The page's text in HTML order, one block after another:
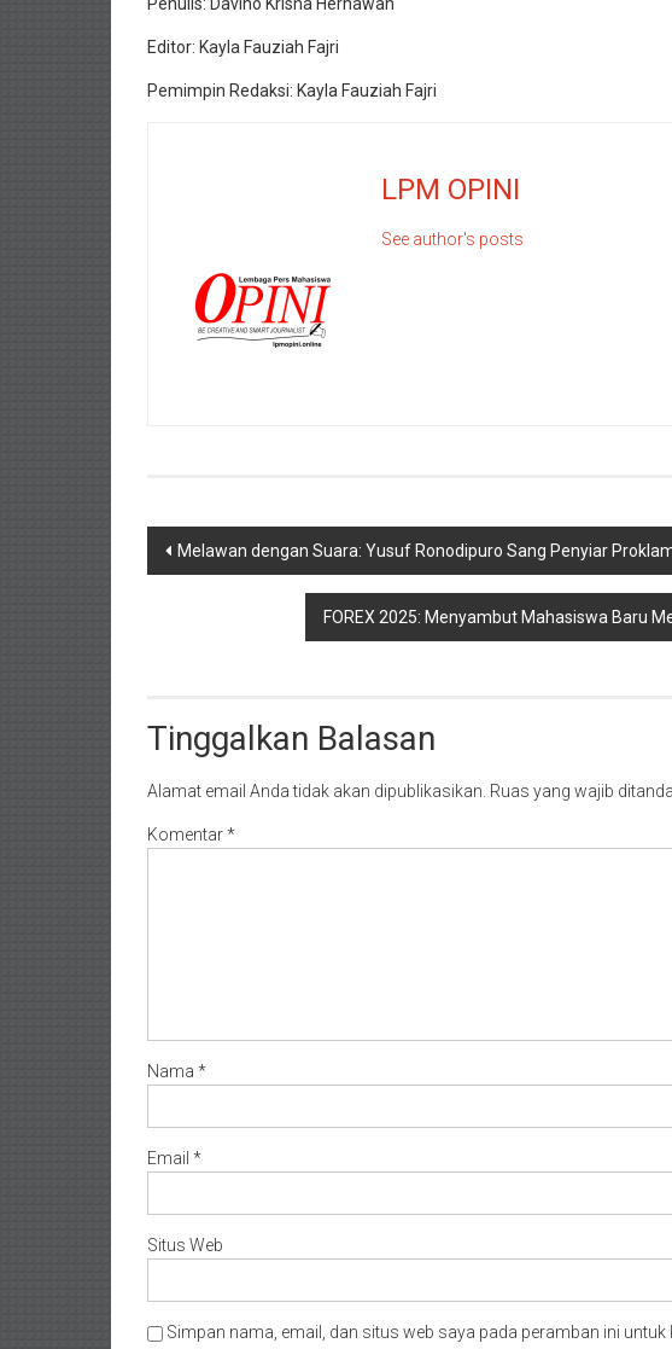
Editor: Kayla Fauziah Fajri
Pemimpin Redaksi: Kayla Fauziah Fajri
LPM OPINI
See author's posts
Navigasi
Melawan dengan Suara: Yusuf Ronodipuro Sang Penyiar
FOREX 2025: Menyambut Mahasiswa Baru
Tinggalkan Balasan
Alamat email Anda tidak akan dipublikasikan. Ruas yang wajib
Komentar*
Nama *
Email *
Situs Web
Simpan nama, email, dan situs web saya pada peramban ini untuk